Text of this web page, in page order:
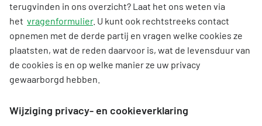
terugvinden in ons overzicht? Laat het ons weten via
het vragenformulier. U kunt ook rechtstreeks contact
opnemen met de derde partij en vragen welke cookies ze
plaatsten, wat de reden daarvoor is, wat de levensduur van
de cookies is en op welke manier ze uw privacy
gewaarborgd hebben.
Wijziging privacy- en cookieverklaring